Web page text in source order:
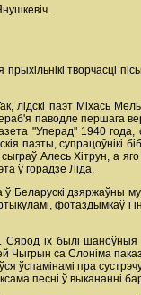
творчасці
лідскі паэт Міхась
паводле першага
"Уперад" 1940
паэты, супрацоўнікі
Алесь Хітрун, а
ў горадзе Ліда.
Беларускі дзяржаўны
фотаздымкаў
іх былі
Чыгрын са Слоніма
ўспамінамі пра
песні ў выкананні